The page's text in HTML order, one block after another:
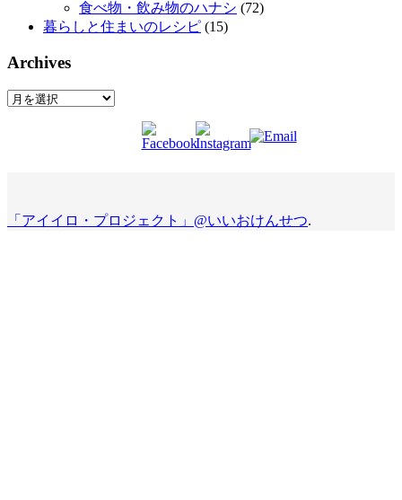
食べ物・飲み物のハナシ (72)
暮らしと住まいのレシピ (15)
Archives
Archives
「アイイロ・プロジェクト」@いいおけんせつ.